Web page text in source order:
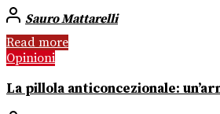
Sauro Mattarelli
Read more
Opinioni
La pillola anticoncezionale: